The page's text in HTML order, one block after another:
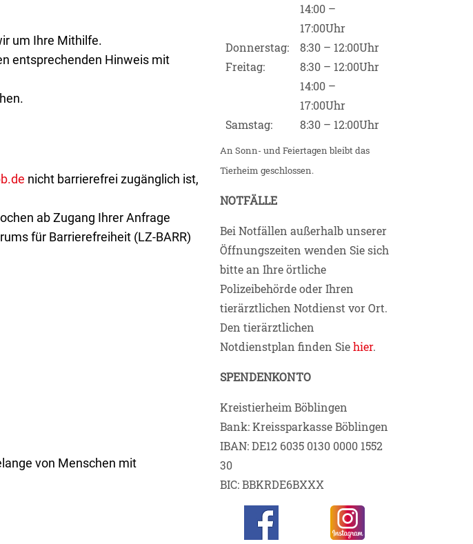
um Ihre Mithilfe.
entsprechenden Hinweis mit
nicht barrierefrei zugänglich ist,
ab Zugang Ihrer Anfrage
für Barrierefreiheit (LZ-BARR)
von Menschen mit
14:00 –
17:00Uhr
Donnerstag:
8:30 – 12:00Uhr
Freitag:
8:30 – 12:00Uhr
14:00 –
17:00Uhr
Samstag:
8:30 – 12:00Uhr
An Sonn- und Feiertagen bleibt das
Tierheim geschlossen.
NOTFÄLLE
Bei Notfällen außerhalb unserer
Öffnungszeiten wenden Sie sich
bitte an Ihre örtliche
Polizeibehörde oder Ihren
tierärztlichen Notdienst vor Ort.
Den tierärztlichen
Notdienstplan finden Siehier.
SPENDENKONTO
Kreistierheim Böblingen
Bank: Kreissparkasse Böblingen
IBAN: DE12 6035 0130 0000 1552
30
BIC: BBKRDE6BXXX